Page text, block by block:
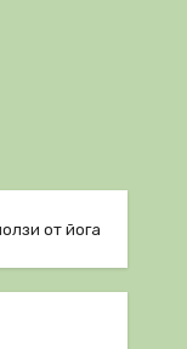
от йога